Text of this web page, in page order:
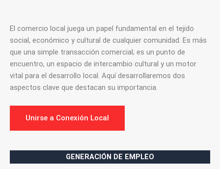
El comercio local juega un papel fundamental en el tejido
social, económico y cultural de cualquier comunidad. Es más
que una simple transacción comercial; es un punto de
encuentro, un espacio de intercambio cultural y un motor
vital para el desarrollo local. Aquí desarrollaremos dos
aspectos clave que destacan su importancia.
Unirse a Conexión Local
GENERACIÓN DE EMPLEO